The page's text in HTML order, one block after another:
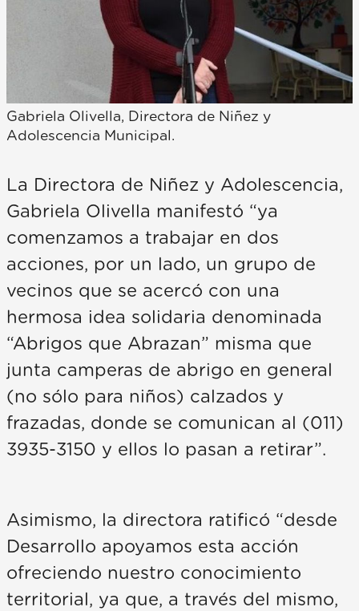
Gabriela Olivella, Directora de Niñez y
Adolescencia Municipal.
La Directora de Niñez y Adolescencia,
Gabriela Olivella manifestó “ya
comenzamos a trabajar en dos
acciones, por un lado, un grupo de
vecinos que se acercó con una
hermosa idea solidaria denominada
“Abrigos que Abrazan” misma que
junta camperas de abrigo en general
(no sólo para niños) calzados y
frazadas, donde se comunican al (011)
3935-3150 y ellos lo pasan a retirar”.
Asimismo, la directora ratificó “desde
Desarrollo apoyamos esta acción
ofreciendo nuestro conocimiento
territorial, ya que, a través del mismo,